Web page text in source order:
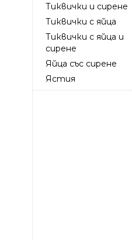
Тиквички и сирене
Тиквички с яйца
Тиквички с яйца и
сирене
Яйца със сирене
Ястия